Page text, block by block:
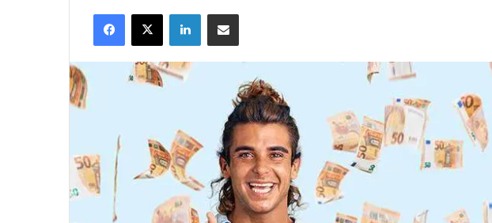
Facebook
X LinkedInCondividi via Email